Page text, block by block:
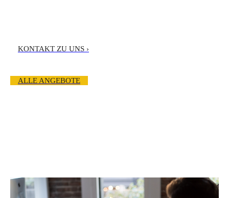
KONTAKT ZU UNS ›
ALLE ANGEBOTE